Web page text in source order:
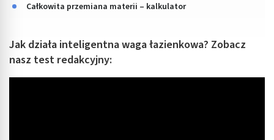
Całkowita przemiana materii – kalkulator
Jak działa inteligentna waga łazienkowa? Zobacz
nasz test redakcyjny: